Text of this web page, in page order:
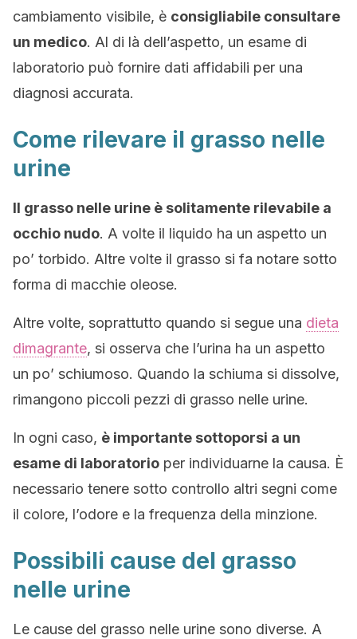
cambiamento visibile, è consigliabile consultare
un medico. Al di là dell’aspetto, un esame di
laboratorio può fornire dati affidabili per una
diagnosi accurata.
Come rilevare il grasso nelle
urine
Il grasso nelle urine è solitamente rilevabile a
occhio nudo. A volte il liquido ha un aspetto un
po’ torbido. Altre volte il grasso si fa notare sotto
forma di macchie oleose.
Altre volte, soprattutto quando si segue una dieta
dimagrante, si osserva che l’urina ha un aspetto
un po’ schiumoso. Quando la schiuma si dissolve,
rimangono piccoli pezzi di grasso nelle urine.
In ogni caso, è importante sottoporsi a un
esame di laboratorio per individuarne la causa. È
necessario tenere sotto controllo altri segni come
il colore, l’odore e la frequenza della minzione.
Possibili cause del grasso
nelle urine
Le cause del grasso nelle urine sono diverse. A